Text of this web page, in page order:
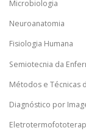
Microbiologia
Neuroanatomia
Fisiologia Humana
Semiotecnia da
Métodos e Técnicas
Diagnóstico por